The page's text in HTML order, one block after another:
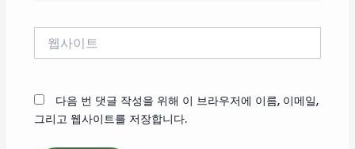
다음 번 댓글 작성을 위해 이 브라우저에 이름, 이메일,
그리고 웹사이트를 저장합니다.